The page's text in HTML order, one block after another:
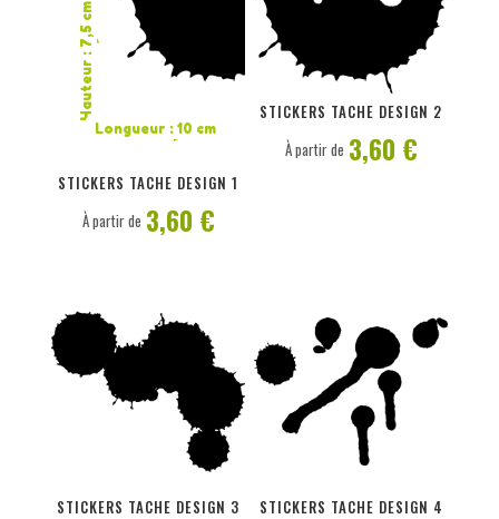
Hauteur : 7,5 cm
Longueur : 10 cm
STICKERS TACHE DESIGN 1
À partir de 3,60 €
STICKERS TACHE DESIGN 2
PERSONNALISER
À partir de 3,60 €
STICKERS TACHE DESIGN 3 STICKERS TACHE DESIGN 4